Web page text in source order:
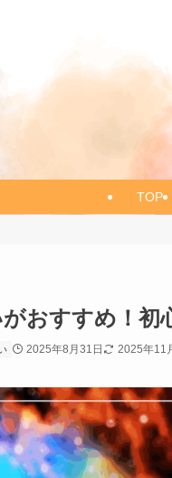
TOP
おすすめ！初
2025年8月31日 2025年11